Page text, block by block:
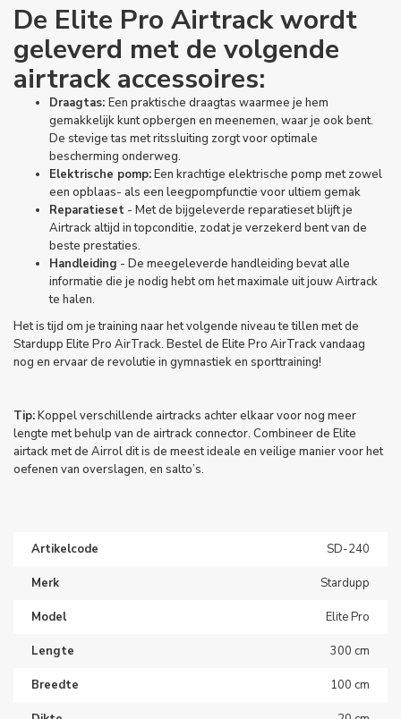
De Elite Pro Airtrack wordt
geleverd met de volgende
airtrack accessoires:
Draagtas: Een praktische draagtas waarmee je hem
gemakkelijk kunt opbergen en meenemen, waar je ook bent.
De stevige tas met ritssluiting zorgt voor optimale
bescherming onderweg.
Elektrische pomp:Een krachtige elektrische pomp met zowel
een opblaas- als een leegpompfunctie voor ultiem gemak
Reparatieset - Met de bijgeleverde reparatieset blijft je
Airtrack altijd in topconditie, zodat je verzekerd bent van de
beste prestaties.
Handleiding - De meegeleverde handleiding bevat alle
informatie die je nodig hebt om het maximale uit jouw Airtrack
te halen.
Het is tijd om je training naar het volgende niveau te tillen met de
Stardupp Elite Pro AirTrack. Bestel de Elite Pro AirTrack vandaag
nog en ervaar de revolutie in gymnastiek en sporttraining!
Tip:Koppel verschillende airtracks achter elkaar voor nog meer
lengte met behulp van de airtrack connector. Combineer de Elite
airtack met de Airrol dit is de meest ideale en veilige manier voor het
oefenen van overslagen, en salto’s.
Artikelcode SD-240
Merk Stardupp
Model Elite Pro
Lengte 300 cm
Breedte 100 cm